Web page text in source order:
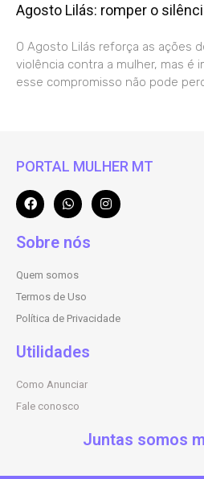
Agosto Lilás: romper o
O Agosto Lilás reforça as ações
violência contra a mulher, mas é
esse compromisso não pode
PORTAL MULHER MT
Sobre nós
Quem somos
Termos de Uso
Política de Privacidade
Utilidades
Como Anunciar
Fale conosco
Juntas somos